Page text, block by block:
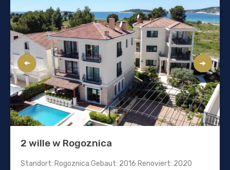
2 wille w Rogoznica
Standort: Rogoznica Gebaut: 2016 Renoviert: 2020